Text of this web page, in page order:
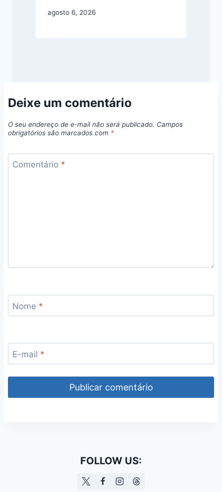
agosto 6, 2026
Deixe um comentário
O seu endereço de e-mail não será publicado. Campos
obrigatórios são marcados com *
Comentário *
Nome *
E-mail *
FOLLOW US: